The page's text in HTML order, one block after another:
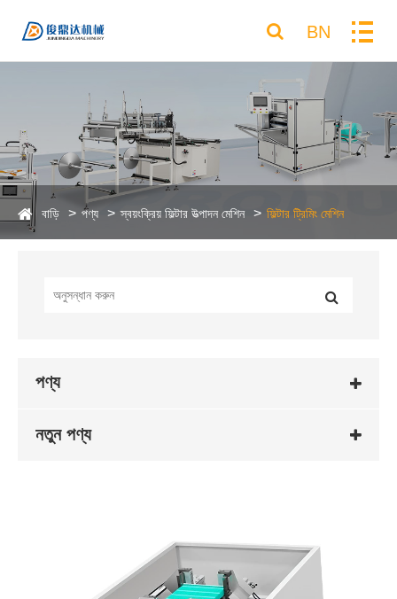
BN
বাড়ি পণ্য স্বয়ংক্রিয় ফিল্টার উত্পাদন মেশিন ফিল্টার ট্রিমিং মেশিন
পণ্য
নতুন পণ্য